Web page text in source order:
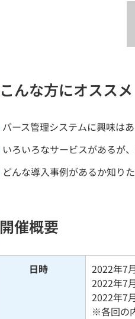
こんな方にオススメ
バース管理システムに興味は
いろいろなサービスがあるが
どんな導入事例があるか知りた
開催概要
日時
2022年7
2022年7
2022年7
※各回の